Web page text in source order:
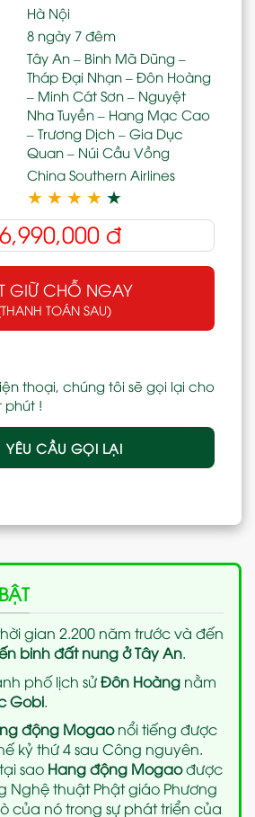
Hà Nội
8 ngày 7 đêm
Tây An – Binh Mã Dũng –
Tháp Đại Nhạn – Đôn Hoàng
– Minh Cát Sơn – Nguyệt
Nha Tuyền – Hang Mạc Cao
– Trương Dịch – Gia Dục
Quan – Núi Cầu Vồng
China Southern Airlines
★ ★ ★ ★ ★
đ
GIỮ CHỖ NGAY
TOÁN SAU)
thoại, chúng tôi sẽ gọi lại cho
phút !
YÊU CẦU GỌI LẠI
gian 2.200 năm trước và đến
binh đất nung ở Tây An.
phố lịch sửĐôn Hoàngnằm
Gobi.
động Mogaonổi tiếng được
kỷ thứ 4 sau Công nguyên.
sao Hang động Mogaođược
Nghệ thuật Phật giáo Phương
của nó trong sự phát triển của